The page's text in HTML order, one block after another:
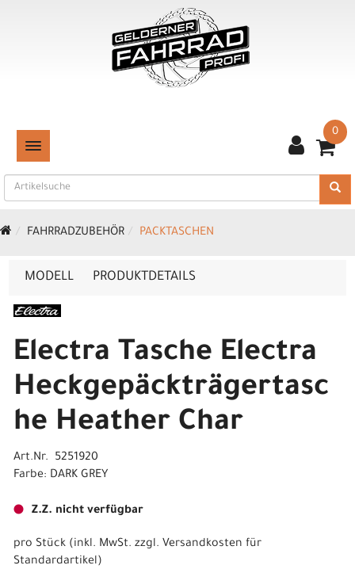
TOGGLE NAVIGATION
0
FAHRRADZUBEHÖR PACKTASCHEN
MODELL PRODUKTDETAILS
Electra Tasche Electra
Heckgepäckträgertasc
he Heather Char
Art.Nr. 5251920
Farbe: DARK GREY
Z.Z. nicht verfügbar
pro Stück (inkl. MwSt. zzgl. Versandkosten für
Standardartikel)